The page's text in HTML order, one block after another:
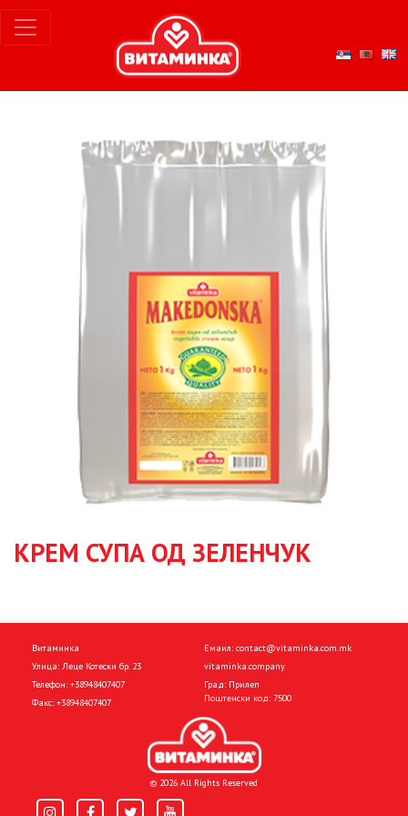
КРЕМ СУПА ОД ЗЕЛЕНЧУК
Витаминка
Улица: Леце Котески бр. 23
Телефон: +38948407407
Факс: +38948407407
Емаил: contact@vitaminka.com.mk
vitaminka.company
Град: Прилеп
Поштенски код: 7500
© 2026 All Rights Reserved